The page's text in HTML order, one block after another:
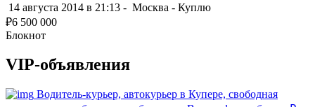
14 августа 2014 в 21:13 - Москва - Куплю
₽6 500 000
Блокнот
VIP-объявления
Водитель-курьер, автокурьер в Купере, свободная